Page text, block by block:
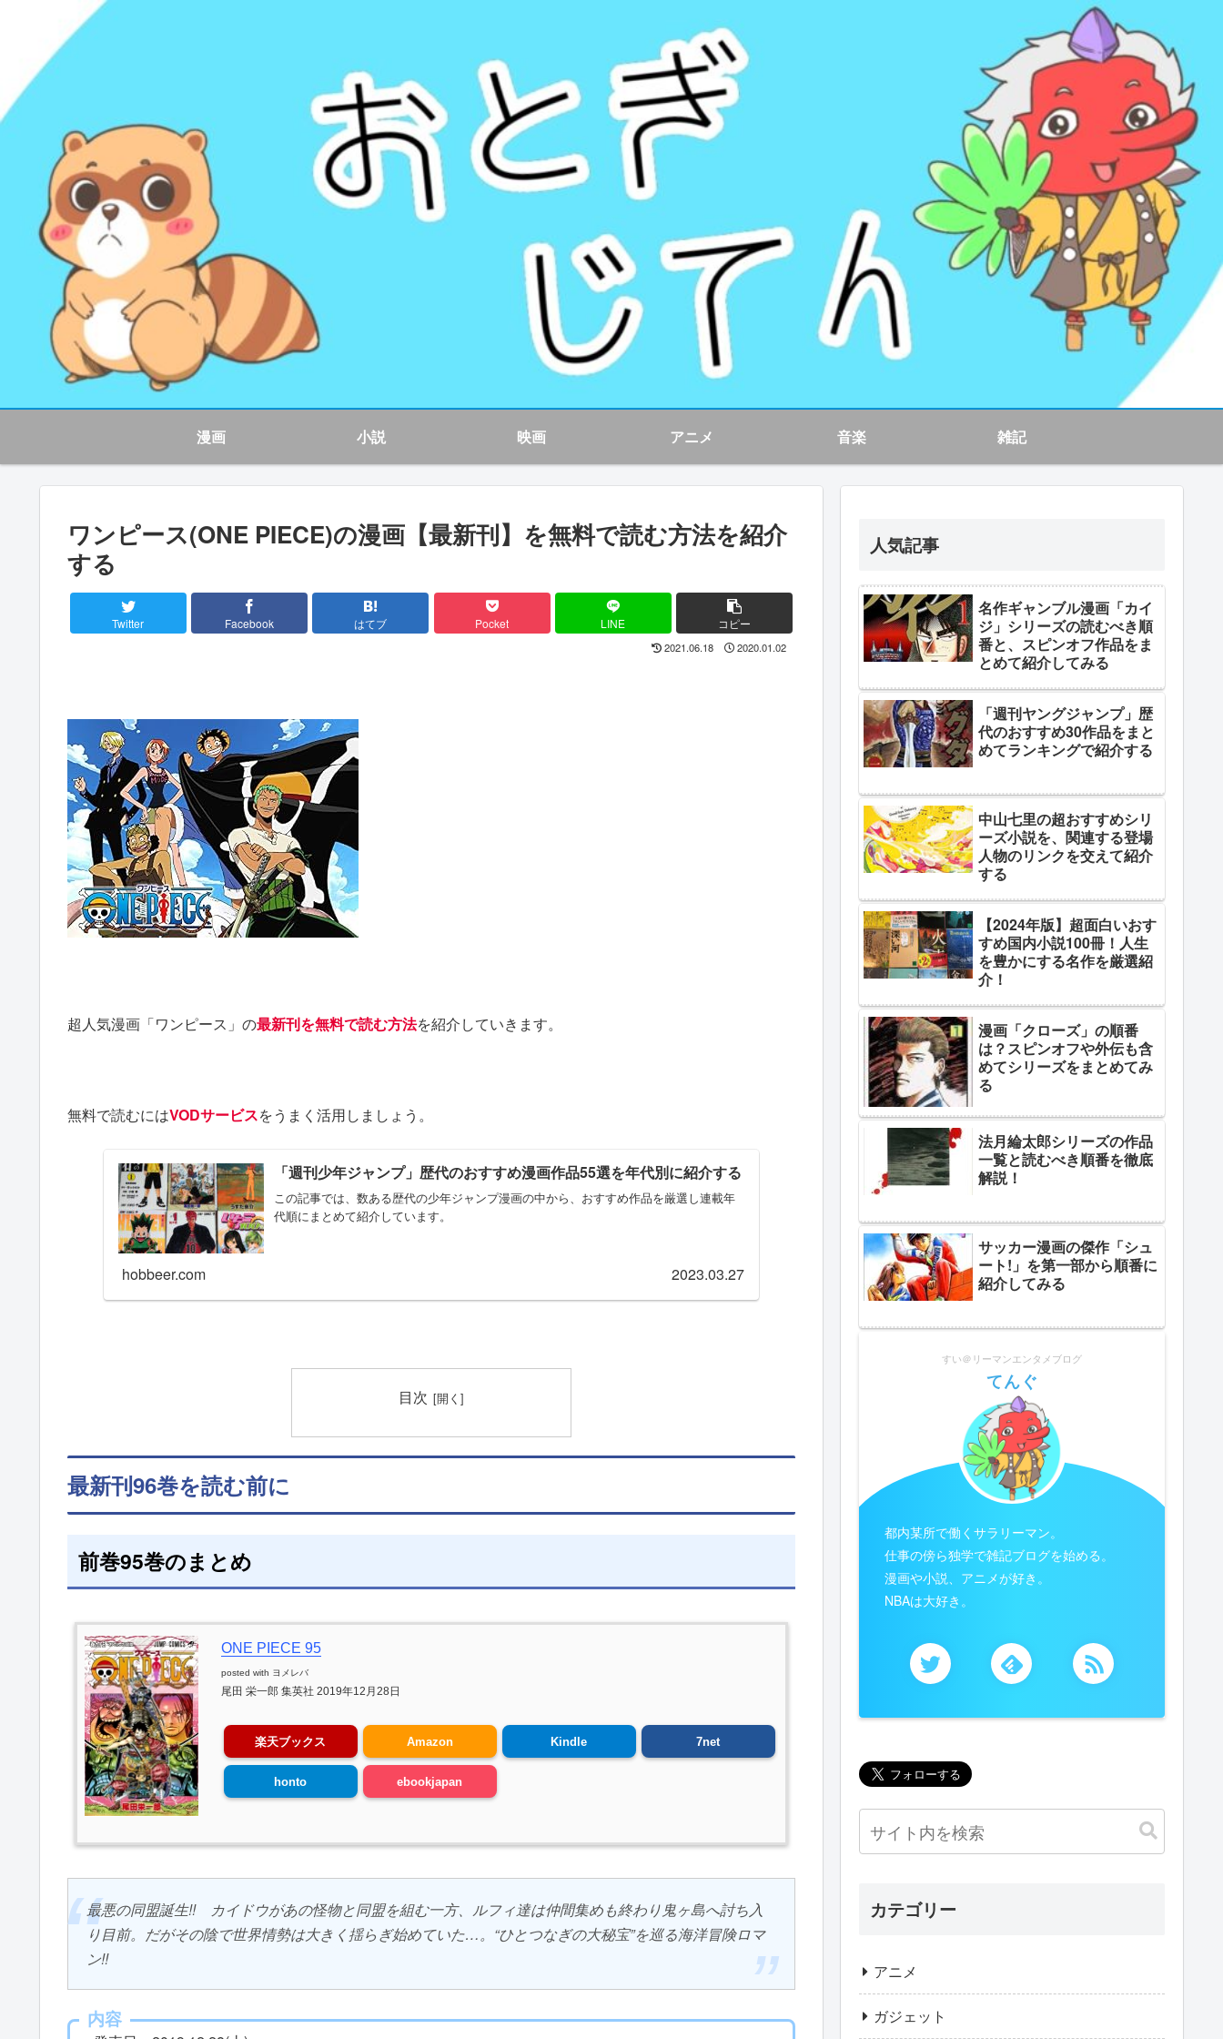
漫画 小説 映画 アニメ 音楽 雑記
ワンピース(ONE PIECE)の漫画【最新刊】を無料で読む方法を紹介
する
Twitter Facebook はてブ Pocket LINE コピー
2021.06.18 2020.01.02
超人気漫画「ワンピース」の最新刊を無料で読む方法を紹介していきます。
無料で読むにはVODサービスをうまく活用しましょう。
「週刊少年ジャンプ」歴代のおすすめ漫画作品55選を年代別に紹介する
この記事では、数ある歴代の少年ジャンプ漫画の中から、おすすめ作品を厳選し連載年
代順にまとめて紹介しています。
hobbeer.com 2023.03.27
目次
最新刊96巻を読む前に
前巻95巻のまとめ
ONE PIECE 95
posted with ヨメレバ
尾田 栄一郎 集英社 2019年12月28日
楽天ブックス Amazon Kindle 7net
honto ebookjapan
最悪の同盟誕生!! カイドウがあの怪物と同盟を組む一方、ルフィ達は仲間集めも終わり鬼ヶ島へ討ち入
り目前。だがその陰で世界情勢は大きく揺らぎ始めていた…。“ひとつなぎの大秘宝”を巡る海洋冒険ロマ
ン!!
内容
人気記事
名作ギャンブル漫画「カイ
ジ」シリーズの読むべき順
番と、スピンオフ作品をま
とめて紹介してみる
「週刊ヤングジャンプ」歴
代のおすすめ30作品をまと
めてランキングで紹介する
中山七里の超おすすめシリ
ーズ小説を、関連する登場
人物のリンクを交えて紹介
する
【2024年版】超面白いおす
すめ国内小説100冊！人生
を豊かにする名作を厳選紹
介！
漫画「クローズ」の順番
は？スピンオフや外伝も含
めてシリーズをまとめてみ
る
法月綸太郎シリーズの作品
一覧と読むべき順番を徹底
解説！
サッカー漫画の傑作「シュ
ート!」を第一部から順番に
紹介してみる
すい＠リーマンエンタメブログ
てんぐ
都内某所で働くサラリーマン。
仕事の傍ら独学で雑記ブログを始める。
漫画や小説、アニメが好き。
NBAは大好き。
カテゴリー
アニメ
ガジェット